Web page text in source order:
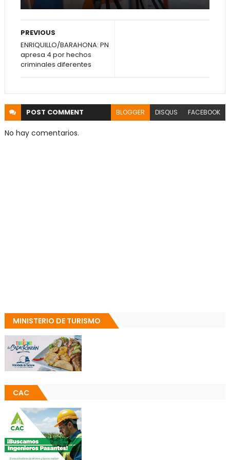
PREVIOUS
ENRIQUILLO/BARAHONA: PN
apresa 4 por hechos
criminales diferentes
POST COMMENT BLOGGER DISQUS FACEBOOK
No hay comentarios.
MINISTERIO DE TURISMO
CAC